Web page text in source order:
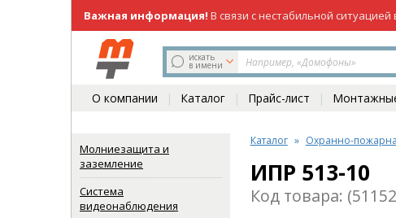
Важная информация! В связи с нестабильной
(831)219-98-81
искать
в имени
О компании Каталог Прайс-лист
Молниезащита и
заземление
Система
видеонаблюдения
Каталог Охранно-
ИПР 513-10
Код товара: